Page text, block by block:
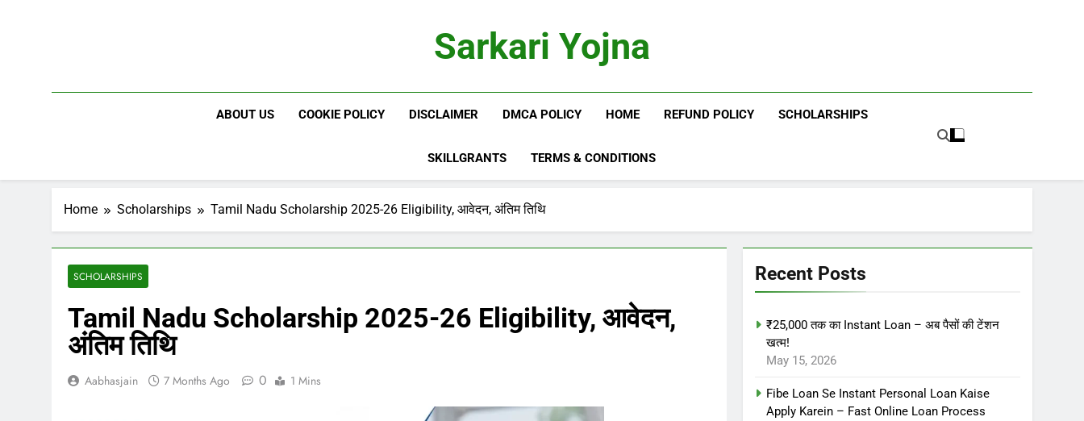
Sarkari Yojna
ABOUT US COOKIE POLICY DISCLAIMER DMCA POLICY HOME REFUND POLICY SCHOLARSHIPS
SKILLGRANTS TERMS & CONDITIONS
Home Scholarships Tamil Nadu Scholarship 2025-26 Eligibility, आवेदन, अंतिम तिथि
SCHOLARSHIPS
Tamil Nadu Scholarship 2025-26 Eligibility, आवेदन,
अंतिम तिथि
Aabhasjain 7 Months Ago 0 1 Mins
Recent Posts
₹25,000 तक का Instant Loan – अब पैसों की टेंशन
खत्म!
May 15, 2026
Fibe Loan Se Instant Personal Loan Kaise
Apply Karein – Fast Online Loan Process